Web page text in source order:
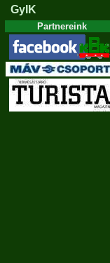
GyIK
Partnereink